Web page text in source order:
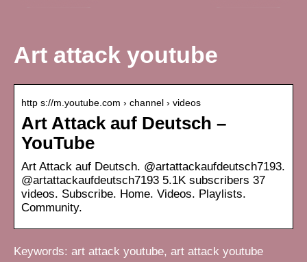
Art attack youtube
http s://m.youtube.com › channel › videos
Art Attack auf Deutsch –
YouTube
Art Attack auf Deutsch. @artattackaufdeutsch7193.
@artattackaufdeutsch7193 5.1K subscribers 37
videos. Subscribe. Home. Videos. Playlists.
Community.
Keywords: art attack youtube, art attack youtube